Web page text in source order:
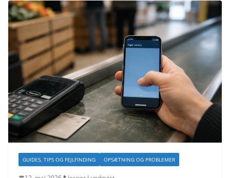
GUIDES, TIPS OG FEJLFINDING OPSÆTNING OG PROBLEMER